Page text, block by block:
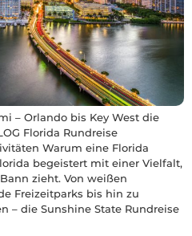
– Orlando bis Key West die
Florida Rundreise
Warum eine Florida
begeistert mit einer Vielfalt,
zieht. Von weißen
Freizeitparks bis hin zu
– die Sunshine State Rundreise